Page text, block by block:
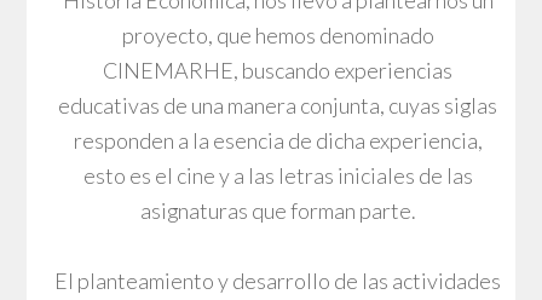
proyecto, que hemos denominado
CINEMARHE, buscando experiencias
educativas de una manera conjunta, cuyas siglas
responden a la esencia de dicha experiencia,
esto es el cine y a las letras iniciales de las
asignaturas que forman parte.
El planteamiento y desarrollo de las actividades